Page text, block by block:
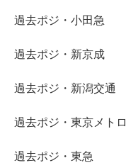
過去ポジ・小田急
過去ポジ・新京成
過去ポジ・新潟交通
過去ポジ・東京メトロ
過去ポジ・東急